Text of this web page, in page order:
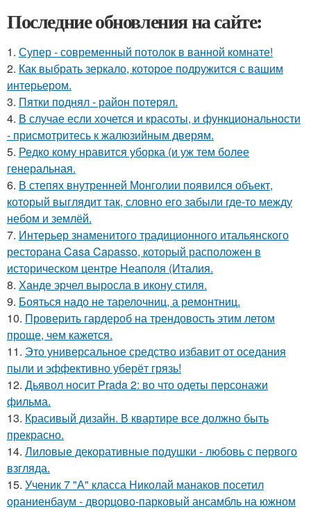
Последние обновления на сайте:
1. Супер - современный потолок в ванной комнате!
2. Как выбрать зеркало, которое подружится с вашим
интерьером.
3. Пятки поднял - район потерял.
4. В случае если хочется и красоты, и функциональности
- присмотритесь к жалюзийным дверям.
5. Редко кому нравится уборка (и уж тем более
генеральная.
6. В степях внутренней Монголии появился объект,
который выглядит так, словно его забыли где-то между
небом и землёй.
7. Интерьер знаменитого традиционного итальянского
ресторана Casa Capasso, который расположен в
историческом центре Неаполя (Италия.
8. Ханде эрчел выросла в икону стиля.
9. Бояться надо не тарелочниц, а ремонтниц.
10. Проверить гардероб на трендовость этим летом
проще, чем кажется.
11. Это универсальное средство избавит от оседания
пыли и эффективно уберёт грязь!
12. Дьявол носит Prada 2: во что одеты персонажи
фильма.
13. Красивый дизайн. В квартире все должно быть
прекрасно.
14. Лиловые декоративные подушки - любовь с первого
взгляда.
15. Ученик 7 "А" класса Николай манаков посетил
ораниенбаум - дворцово-парковый ансамбль на южном